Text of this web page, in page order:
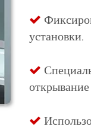

установки.

